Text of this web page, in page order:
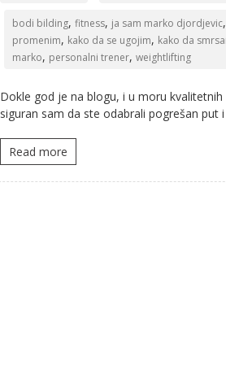
bodi bilding, fitness, ja sam marko djordjevic,
promenim, kako da se ugojim, kako da
marko, personalni trener, weightlifting
Dokle god je na blogu, i u moru
siguran sam da ste odabrali pogrešan
Read more